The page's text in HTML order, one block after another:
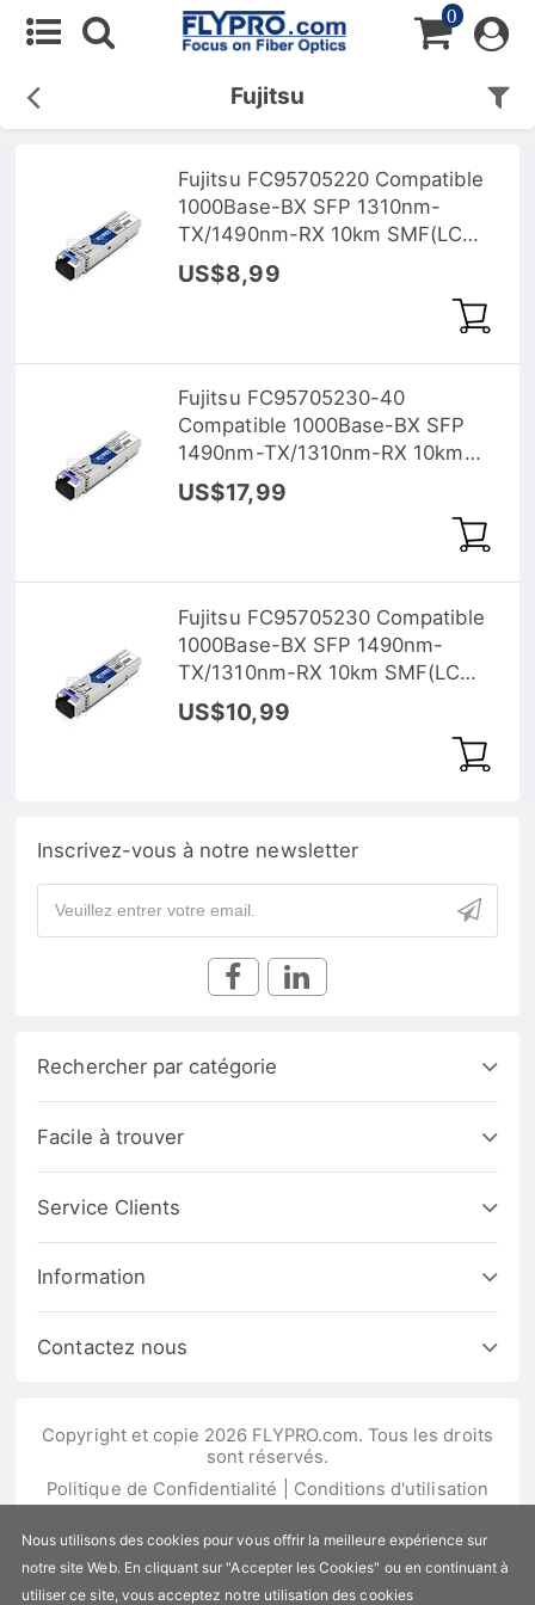
0
Fujitsu
Fujitsu FC95705220 Compatible
1000Base-BX SFP 1310nm-
TX/1490nm-RX 10km SMF(LC
Single) DOM Optical Transceiver
US$8,99
Fujitsu FC95705230-40
Compatible 1000Base-BX SFP
1490nm-TX/1310nm-RX 10km
SMF(LC Single) DOM Optical
Transceiver
US$17,99
Fujitsu FC95705230 Compatible
1000Base-BX SFP 1490nm-
TX/1310nm-RX 10km SMF(LC
Single) DOM Optical Transceiver
US$10,99
Inscrivez-vous à notre newsletter
Rechercher par catégorie
Facile à trouver
Service Clients
Information
Contactez nous
Copyright et copie 2026 FLYPRO.com. Tous les droits
sont réservés.
Politique de Confidentialité
Conditions d'utilisation
Nous utilisons des cookies pour vous offrir la meilleure expérience sur
notre site Web. En cliquant sur "Accepter les Cookies" ou en continuant à
utiliser ce site, vous acceptez notre utilisation des cookies